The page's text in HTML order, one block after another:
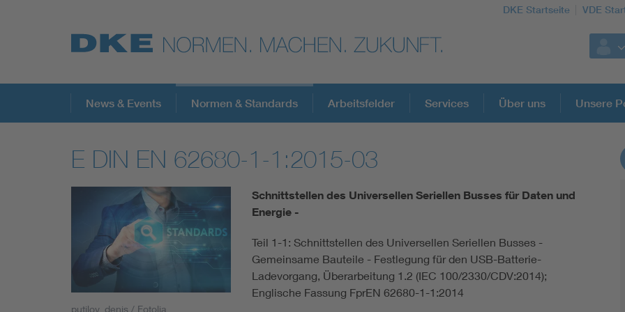
DKE Startseite VDE
Top-Themen
VDE Fokusthemen
Digital Security
Energy
DKE Fachinformationen im Kontext der
Circular Economy für mehr Ressourceneffizienz
Cybersecurity in der Industrieautomatisierung
News & Events Normen & Standards Arbeitsfelder Services Über uns Unsere
E DIN EN 62680-1-1:2015-03
putilov_denis / Fotolia
Schnittstellen des Universellen Seriellen Busses für Daten und
Energie -
Teil 1-1: Schnittstellen des Universellen Seriellen Busses -
Gemeinsame Bauteile - Festlegung für den USB-Batterie-
Ladevorgang, Überarbeitung 1.2 (IEC 100/2330/CDV:2014);
Englische Fassung FprEN 62680-1-1:2014